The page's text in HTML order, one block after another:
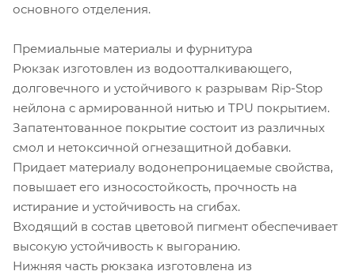
основного отделения.
Премиальные материалы и фурнитура
Рюкзак изготовлен из водоотталкивающего,
долговечного и устойчивого к разрывам Rip-Stop
нейлона с армированной нитью и TPU покрытием.
Запатентованное покрытие состоит из различных
смол и нетоксичной огнезащитной добавки.
Придает материалу водонепроницаемые свойства,
повышает его износостойкость, прочность на
истирание и устойчивость на сгибах.
Входящий в состав цветовой пигмент обеспечивает
высокую устойчивость к выгоранию.
Нижняя часть рюкзака изготовлена из